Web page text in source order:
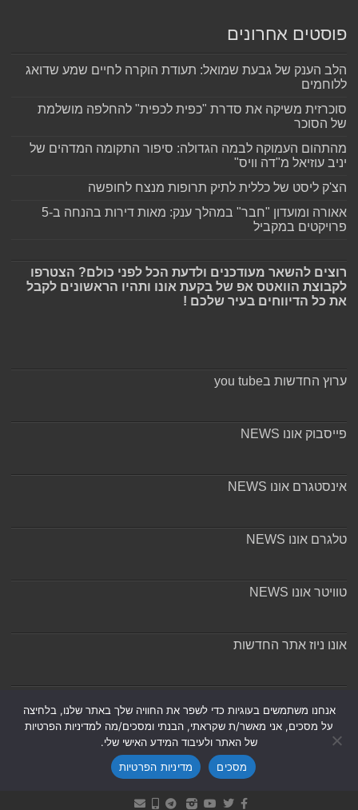
פוסטים אחרונים
הלב הענק של גבעת שמואל: תעודת הוקרה לחיים שמע שדואג
ללוחמים
סוכרזית משיקה את סדרת "כפית לכפית" להחלפה מושלמת
של הסוכר
מהתהום העמוקה לבמה הגדולה: סיפור התקומה המדהים של
יניב עוזיאל מ"דה וויס"
הצ'ק ליסט של כללית לתיק תרופות מנצח לחופשה
אאורה ומועדון "חבר" במהלך ענק: מאות דירות בהנחה ב-5
פרויקטים במקביל
רוצים להשאר מעודכנים ולדעת הכל לפני כולם? הצטרפו
לקבוצת הוואטס אפ של בקעת אונו ותהיו הראשונים לקבל
את כל הדיווחים בעיר שלכם !
ערוץ החדשות בyou tube
פייסבוק אונו NEWS
אינסטגרם אונו NEWS
טלגרם אונו NEWS
טוויטר אונו NEWS
אונו ניוז אתר החדשות
אנחנו משתמשים בעוגיות כדי לשפר את החוויה שלך באתר שלנו, בלחיצה
על מסכים, אני מאשר/ת שקראתי, הבנתי ומסכים/מה למדיניות הפרטיות
של האתר ולעיבוד המידע האישי שלי.
מסכים
מדיניות הפרטיות